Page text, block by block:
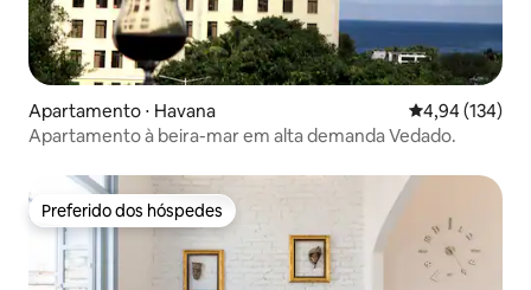
Apartamento ⋅ Havana 4,94 de uma
4,94 (134)
Apartamento à beira-mar em alta demanda Vedado.
Preferido dos hóspedes
Preferido dos hóspedes